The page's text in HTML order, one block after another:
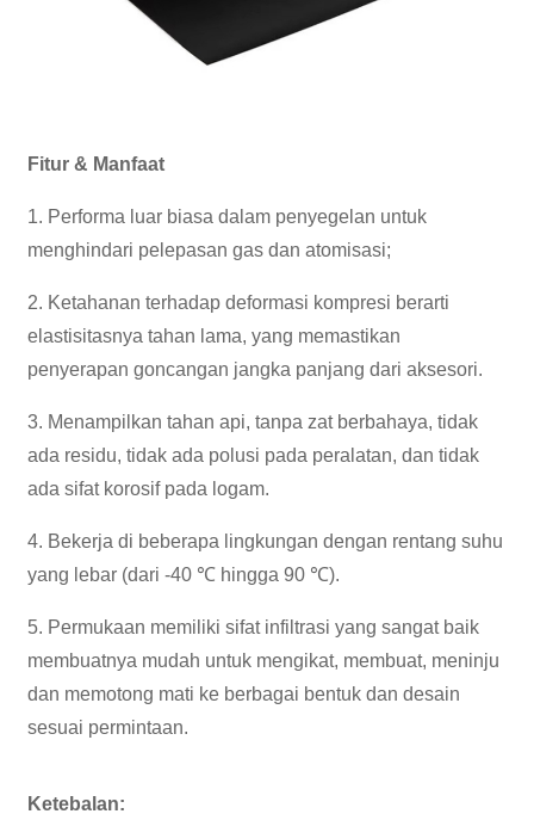
Fitur & Manfaat
1. Performa luar biasa dalam penyegelan untuk
menghindari pelepasan gas dan atomisasi;
2. Ketahanan terhadap deformasi kompresi berarti
elastisitasnya tahan lama, yang memastikan
penyerapan goncangan jangka panjang dari aksesori.
3. Menampilkan tahan api, tanpa zat berbahaya, tidak
ada residu, tidak ada polusi pada peralatan, dan tidak
ada sifat korosif pada logam.
4. Bekerja di beberapa lingkungan dengan rentang suhu
yang lebar (dari -40 ℃ hingga 90 ℃).
5. Permukaan memiliki sifat infiltrasi yang sangat baik
membuatnya mudah untuk mengikat, membuat, meninju
dan memotong mati ke berbagai bentuk dan desain
sesuai permintaan.
Ketebalan: